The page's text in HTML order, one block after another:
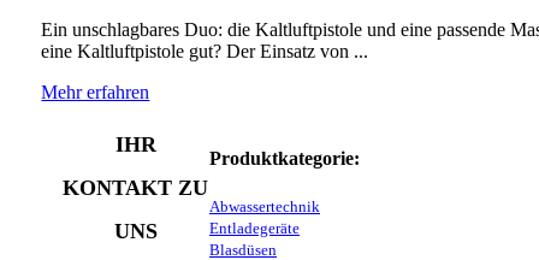
Ein unschlagbares Duo: die Kaltluftpistole und eine passende
eine Kaltluftpistole gut? Der Einsatz von ...
Mehr erfahren
Produktkategorie:
Abwassertechnik
Entladegeräte
Blasdüsen
IHR
KONTAKT ZU
UNS